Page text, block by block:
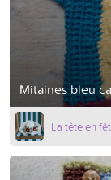
Mitaines bleu
La tête en